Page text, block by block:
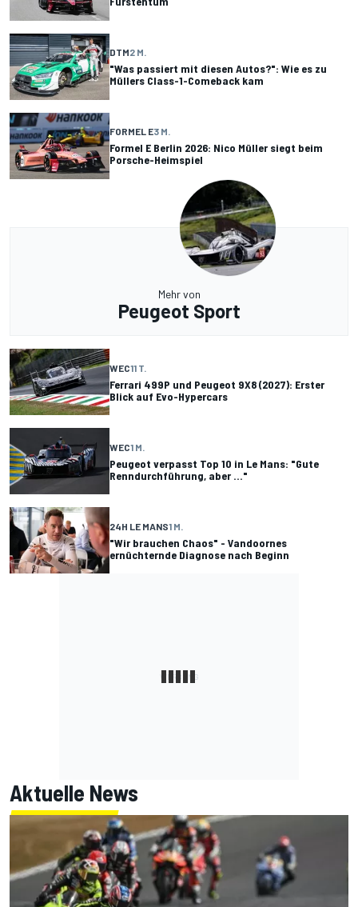
DTM2 M.
"Was passiert mit diesen Autos?": Wie es zu
Müllers Class-1-Comeback kam
FORMEL E3 M.
Formel E Berlin 2026: Nico Müller siegt beim
Porsche-Heimspiel
Mehr von
Peugeot Sport
WEC11 T.
Ferrari 499P und Peugeot 9X8 (2027): Erster
Blick auf Evo-Hypercars
WEC1 M.
Peugeot verpasst Top 10 in Le Mans: "Gute
Renndurchführung, aber ..."
24H LE MANS1 M.
"Wir brauchen Chaos" - Vandoornes
ernüchternde Diagnose nach Beginn
Aktuelle News